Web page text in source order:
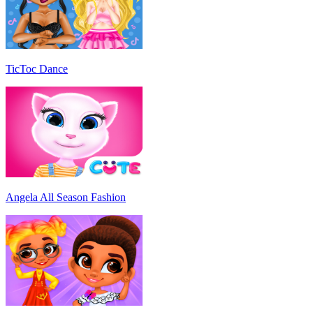
TicToc Dance
Angela All Season Fashion